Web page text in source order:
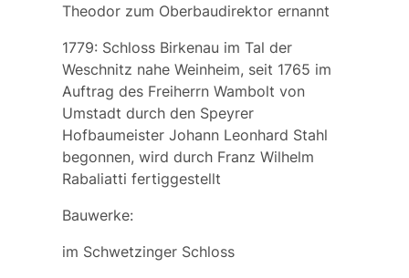
Theodor zum Oberbaudirektor ernannt
1779: Schloss Birkenau im Tal der
Weschnitz nahe Weinheim, seit 1765 im
Auftrag des Freiherrn Wambolt von
Umstadt durch den Speyrer
Hofbaumeister Johann Leonhard Stahl
begonnen, wird durch Franz Wilhelm
Rabaliatti fertiggestellt
Bauwerke:
im Schwetzinger Schloss